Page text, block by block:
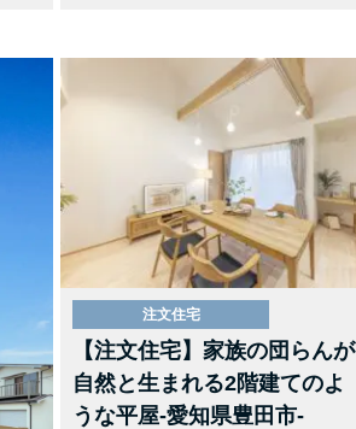
注文住宅
【注文住宅】家族の団らんが
自然と生まれる2階建てのよ
うな平屋-愛知県豊田市-